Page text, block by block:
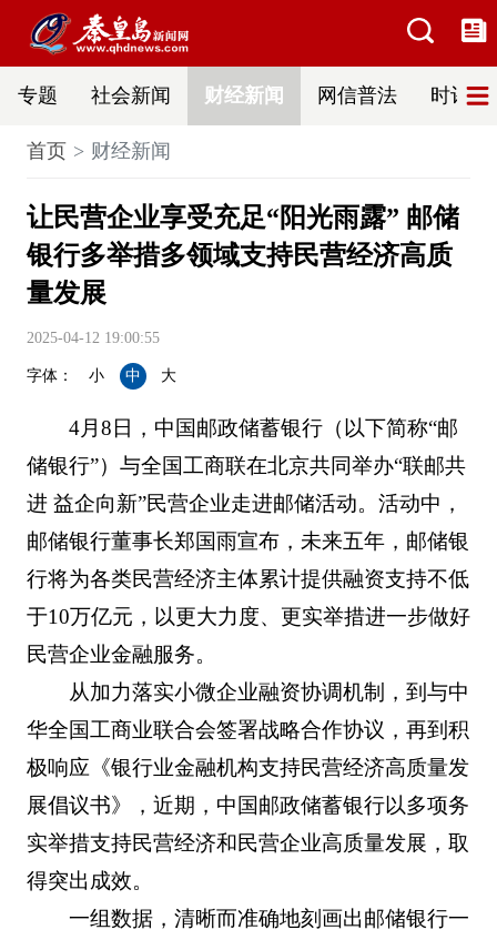
专题 社会新闻 财经新闻 网信普法 时评
首页 财经新闻
让民营企业享受充足“阳光雨露” 邮储
银行多举措多领域支持民营经济高质
量发展
2025-04-12 19:00:55
字体： 小 中 大
4月8日，中国邮政储蓄银行（以下简称“邮
储银行”）与全国工商联在北京共同举办“联邮共
进 益企向新”民营企业走进邮储活动。活动中，
邮储银行董事长郑国雨宣布，未来五年，邮储银
行将为各类民营经济主体累计提供融资支持不低
于10万亿元，以更大力度、更实举措进一步做好
民营企业金融服务。
从加力落实小微企业融资协调机制，到与中
华全国工商业联合会签署战略合作协议，再到积
极响应《银行业金融机构支持民营经济高质量发
展倡议书》，近期，中国邮政储蓄银行以多项务
实举措支持民营经济和民营企业高质量发展，取
得突出成效。
一组数据，清晰而准确地刻画出邮储银行一